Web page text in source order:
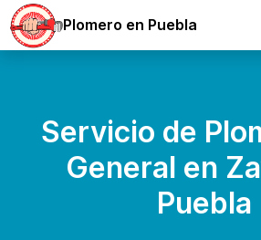
Plomero en Puebla
Servicio de
General en
Puebla